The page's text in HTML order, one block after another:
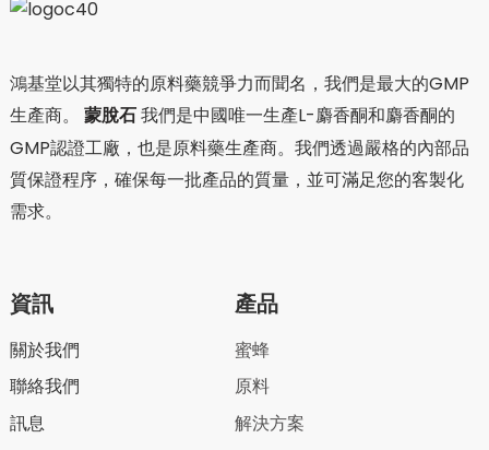
鴻基堂以其獨特的原料藥競爭力而聞名，我們是最大的GMP
生產商。 蒙脫石我們是中國唯一生產L-麝香酮和麝香酮的
GMP認證工廠，也是原料藥生產商。我們透過嚴格的內部品
質保證程序，確保每一批產品的質量，並可滿足您的客製化
需求。
資訊
關於我們
聯絡我們
訊息
產品
蜜蜂
原料
解決方案